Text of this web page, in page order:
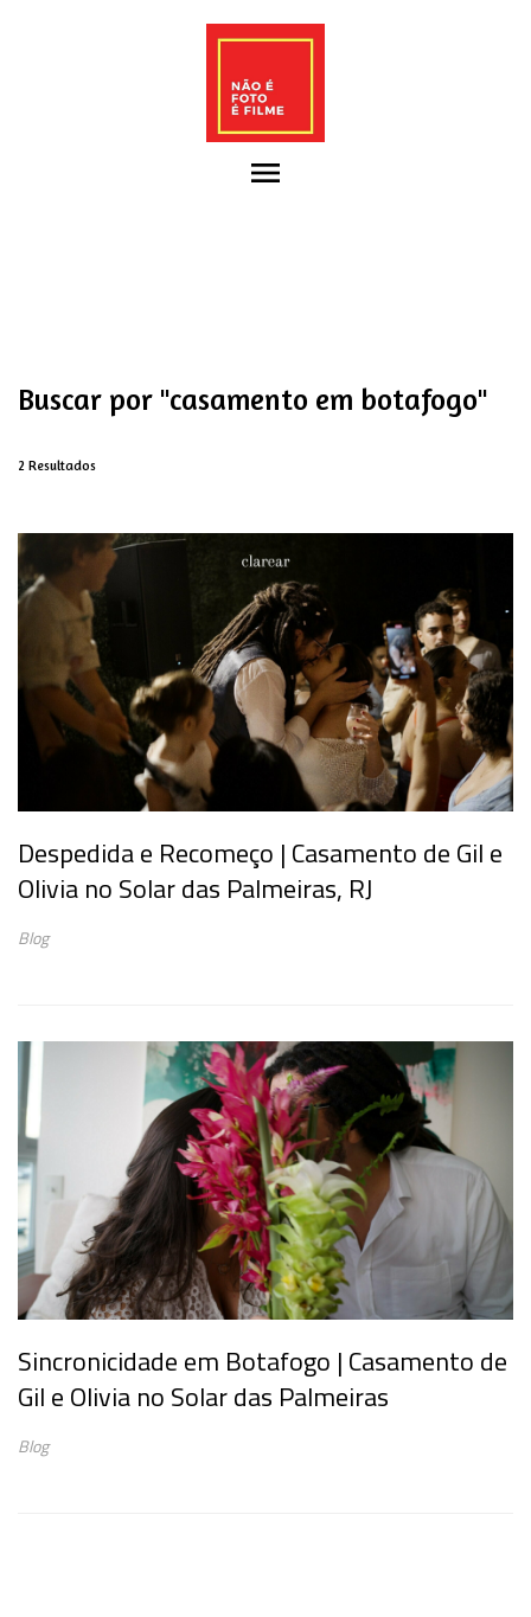
menu
Buscar por "casamento em botafogo"
2 Resultados
Despedida e Recomeço | Casamento de Gil e
Olivia no Solar das Palmeiras, RJ
Blog
Sincronicidade em Botafogo | Casamento de
Gil e Olivia no Solar das Palmeiras
Blog